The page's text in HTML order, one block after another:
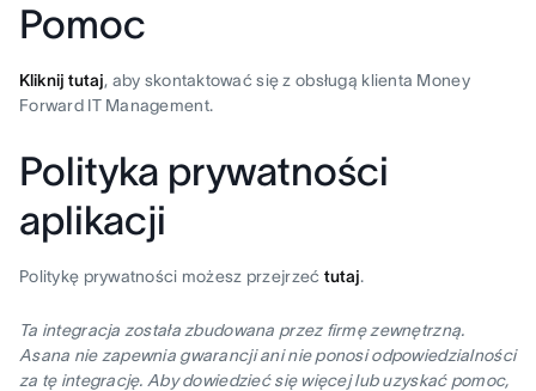
Pomoc
Kliknij tutaj, aby skontaktować się z obsługą klienta Money
Forward IT Management.
Polityka prywatności
aplikacji
Politykę prywatności możesz przejrzeć tutaj.
Ta integracja została zbudowana przez firmę zewnętrzną.
Asana nie zapewnia gwarancji ani nie ponosi odpowiedzialności
za tę integrację. Aby dowiedzieć się więcej lub uzyskać pomoc,